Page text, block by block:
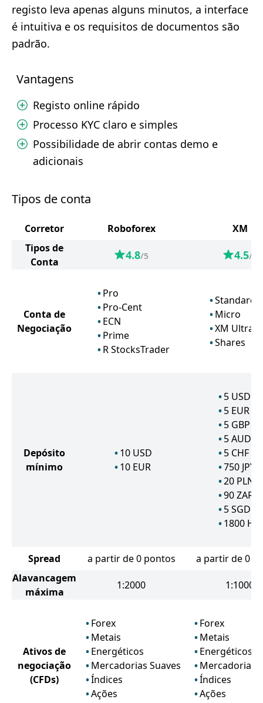
registo leva apenas alguns minutos, a interface
é intuitiva e os requisitos de documentos são
padrão.
Vantagens
Registo online rápido
Processo KYC claro e simples
Possibilidade de abrir contas demo e
adicionais
Tipos de conta
Corretor Roboforex
XM
Tipos de
Conta
4.8/5 4.5/5
Conta de
Negociação
Pro
Pro-Cent
ECN
Prime
R StocksTrader
Standard
Micro
XM Ultra
Shares
Depósito
mínimo
10 USD
10 EUR
5 USD
5 EUR
5 GBP
5 AUD
5 CHF
750 JPY
20 PLN
90 ZAR
5 SGD
1800
Spread a partir de 0 pontos
a partir de 0
Alavancagem
máxima
1:2000 1:1000
Ativos de
negociação
(CFDs)
Forex
Metais
Energéticos
Mercadorias Suaves
Índices
Ações
Forex
Metais
Energéticos
Mercadorias
Índices
Ações